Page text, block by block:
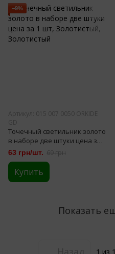
−9%
Артикул: 015 007 0050 ORKIDE
GD
Точечный светильник золото
в наборе две штуки цена за 1
шт
63 грн/шт. 69 грн
Купить
Показать
1 из